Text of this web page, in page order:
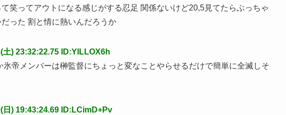
笑ってアウトになる感じがする忍足 関係ないけど20,5見てたらぶっちゃ
った 割と情に熱いんだろうか
土) 23:32:22.75 ID:YILLOX6h
帝メンバーは榊監督にちょっと変なことやらせるだけで簡単に全滅しそ
日) 19:43:24.69 ID:LCimD+Pv